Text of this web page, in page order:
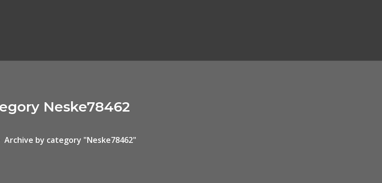
Neske78462
Archive by category "Neske78462"